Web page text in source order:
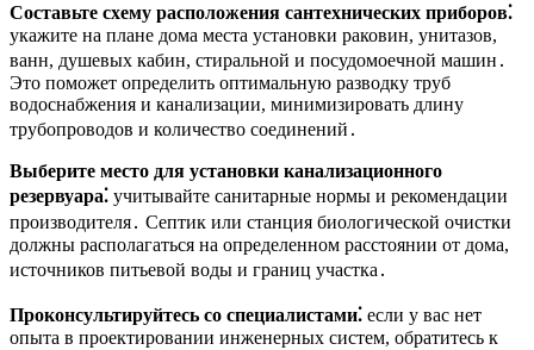
Составьте схему расположения сантехнических приборов⁚
укажите на плане дома места установки раковин, унитазов,
ванн, душевых кабин, стиральной и посудомоечной машин․
Это поможет определить оптимальную разводку труб
водоснабжения и канализации, минимизировать длину
трубопроводов и количество соединений․
Выберите место для установки канализационного
резервуара⁚ учитывайте санитарные нормы и рекомендации
производителя․ Септик или станция биологической очистки
должны располагаться на определенном расстоянии от дома,
источников питьевой воды и границ участка․
Проконсультируйтесь со специалистами⁚ если у вас нет
опыта в проектировании инженерных систем, обратитесь к